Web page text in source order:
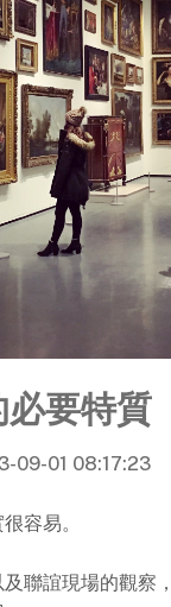
要特質
09-01 08:17:23
容易。
聯誼現場的觀察